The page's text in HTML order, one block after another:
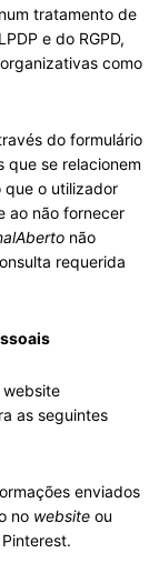
tratamento de
e do RGPD,
como
do formulário
que se relacionem
que o utilizador
ao não fornecer
não
requerida
website
as seguintes
enviados
no website ou